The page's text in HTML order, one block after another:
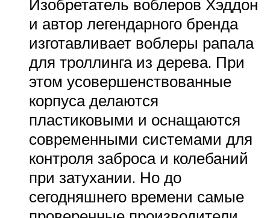
Изобретатель воблеров Хэддон
и автор легендарного бренда
изготавливает воблеры рапала
для троллинга из дерева. При
этом усовершенствованные
корпуса делаются
пластиковыми и оснащаются
современными системами для
контроля заброса и колебаний
при затухании. Но до
сегодняшнего времени самые